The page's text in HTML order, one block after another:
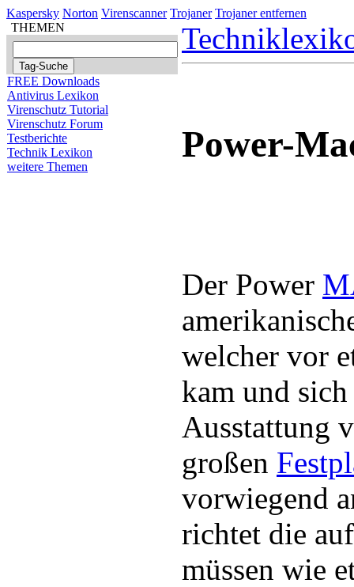
Kaspersky Norton Virenscanner Trojaner Trojaner entfernen
THEMEN
FREE Downloads
Antivirus Lexikon
Virenschutz Tutorial
Virenschutz Forum
Testberichte
Technik Lexikon
weitere Themen
Power-
Der Power
welcher vor
kam und
Ausstattung
großen
vorwiegend
richtet die
müssen wie